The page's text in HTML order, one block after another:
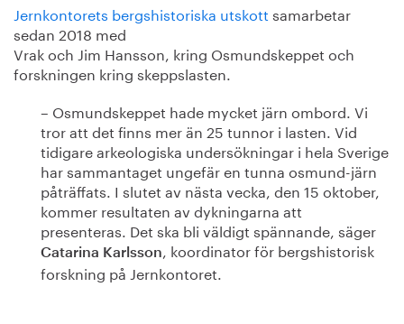
Jernkontorets bergshistoriska utskott samarbetar
sedan 2018 med
Vrak och Jim Hansson, kring Osmundskeppet och
forskningen kring skeppslasten.
– Osmundskeppet hade mycket järn ombord. Vi
tror att det finns mer än 25 tunnor i lasten. Vid
tidigare arkeologiska undersökningar i hela Sverige
har sammantaget ungefär en tunna osmund-järn
påträffats. I slutet av nästa vecka, den 15 oktober,
kommer resultaten av dykningarna att
presenteras. Det ska bli väldigt spännande, säger
Catarina Karlsson
, koordinator för bergshistorisk
forskning på Jernkontoret.